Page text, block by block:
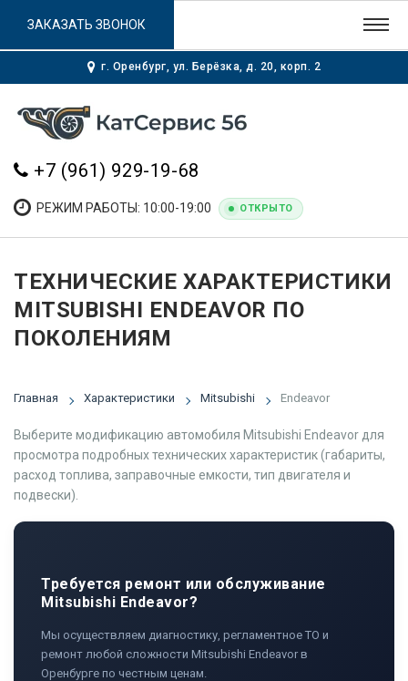
г. Оренбург, ул. Берёзка, д. 20, корп. 2
+7 (961) 929-19-68
РЕЖИМ РАБОТЫ: 10:00-19:00 ОТКРЫТО
ЗАКАЗАТЬ ЗВОНОК
ТЕХНИЧЕСКИЕ ХАРАКТЕРИСТИКИ
MITSUBISHI ENDEAVOR ПО
ПОКОЛЕНИЯМ
Главная Характеристики Mitsubishi Endeavor
Выберите модификацию автомобиля Mitsubishi Endeavor для
просмотра подробных технических характеристик (габариты,
расход топлива, заправочные емкости, тип двигателя и
подвески).
Требуется ремонт или обслуживание
Mitsubishi Endeavor?
Мы осуществляем диагностику, регламентное ТО и
ремонт любой сложности Mitsubishi Endeavor в
Оренбурге по честным ценам.